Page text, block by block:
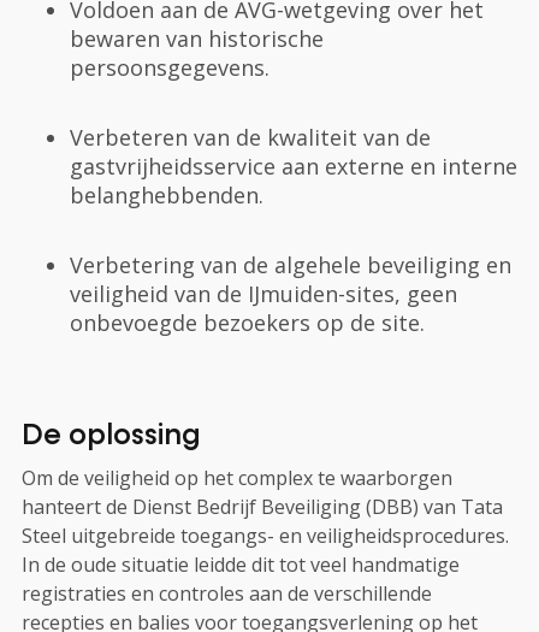
Voldoen aan de AVG-wetgeving over het
bewaren van historische
persoonsgegevens.
Verbeteren van de kwaliteit van de
gastvrijheidsservice aan externe en interne
belanghebbenden.
Verbetering van de algehele beveiliging en
veiligheid van de IJmuiden-sites, geen
onbevoegde bezoekers op de site.
De oplossing
Om de veiligheid op het complex te waarborgen
hanteert de Dienst Bedrijf Beveiliging (DBB) van Tata
Steel uitgebreide toegangs- en veiligheidsprocedures.
In de oude situatie leidde dit tot veel handmatige
registraties en controles aan de verschillende
recepties en balies voor toegangsverlening op het